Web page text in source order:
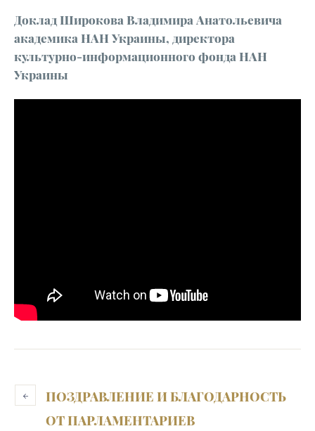
Доклад Широкова Владимира Анатольевича
академика НАН Украины, директора
культурно-информационного фонда НАН
Украины
ПОЗДРАВЛЕНИЕ И БЛАГОДАРНОСТЬ
ОТ ПАРЛАМЕНТАРИЕВ